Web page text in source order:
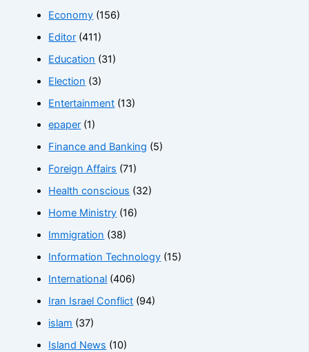
Economy (156)
Editor (411)
Education (31)
Election (3)
Entertainment (13)
epaper (1)
Finance and Banking (5)
Foreign Affairs (71)
Health conscious (32)
Home Ministry (16)
Immigration (38)
Information Technology (15)
International (406)
Iran Israel Conflict (94)
islam (37)
Island News (10)